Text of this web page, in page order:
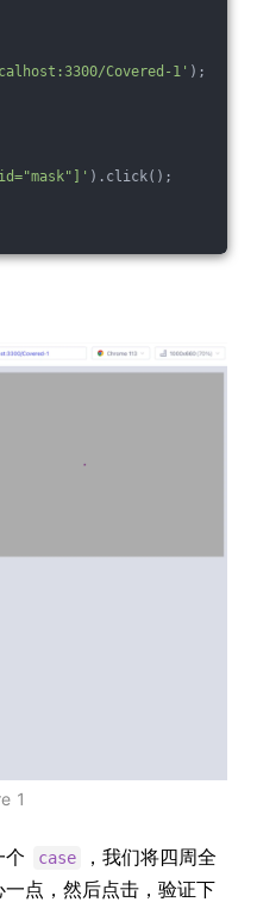
Covered-1' );
).click();
1
个 case
，我们将四周全
点，然后点击，验证下